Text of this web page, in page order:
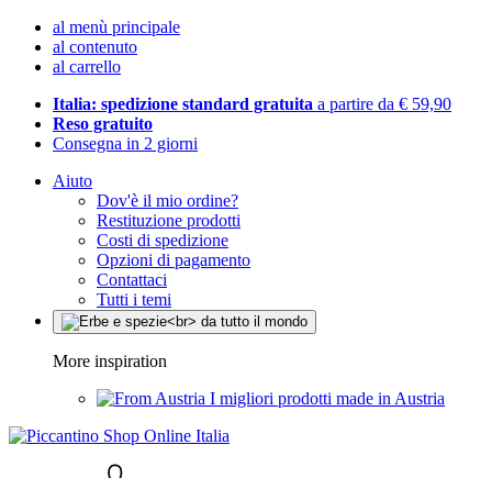
al menù principale
al contenuto
al carrello
Italia: spedizione standard gratuita a partire da € 59,90
Reso gratuito
Consegna in 2 giorni
Aiuto
Dov'è il mio ordine?
Restituzione prodotti
Costi di spedizione
Opzioni di pagamento
Contattaci
Tutti i temi
More inspiration
I migliori prodotti made in Austria